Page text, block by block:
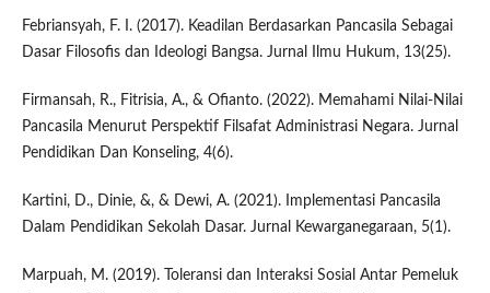
Febriansyah, F. I. (2017). Keadilan Berdasarkan Pancasila Sebagai
Dasar Filosofis dan Ideologi Bangsa. Jurnal Ilmu Hukum, 13(25).
Firmansah, R., Fitrisia, A., & Ofianto. (2022). Memahami Nilai-Nilai
Pancasila Menurut Perspektif Filsafat Administrasi Negara. Jurnal
Pendidikan Dan Konseling, 4(6).
Kartini, D., Dinie, &, & Dewi, A. (2021). Implementasi Pancasila
Dalam Pendidikan Sekolah Dasar. Jurnal Kewarganegaraan, 5(1).
Marpuah, M. (2019). Toleransi dan Interaksi Sosial Antar Pemeluk